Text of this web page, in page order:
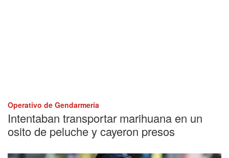
Operativo de Gendarmería
Intentaban transportar marihuana en un
osito de peluche y cayeron presos